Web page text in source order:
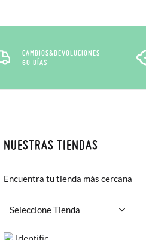
CAMBIOS&DEVOLUCIONES
60 DÍAS
NUESTRAS TIENDAS
Encuentra tu tienda más cercana